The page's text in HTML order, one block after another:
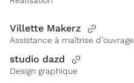
Villette Makerz
Assistance à maîtrise d’ouvrage
studio dazd
Design graphique